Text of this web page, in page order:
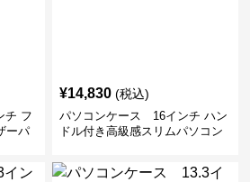
チ フ
ーパ
¥14,830 (税込)
パソコンケース 16インチ ハン
ドル付き高級感スリムパソコン